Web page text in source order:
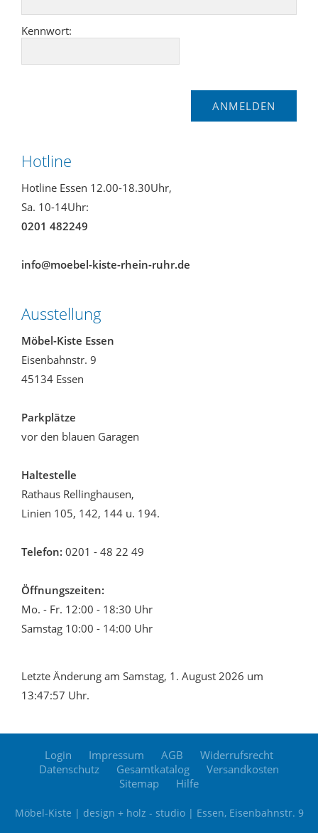
Kennwort:
Hotline
Hotline Essen 12.00-18.30Uhr,
Sa. 10-14Uhr:
0201 482249
info@moebel-kiste-rhein-ruhr.de
Ausstellung
Möbel-Kiste Essen
Eisenbahnstr. 9
45134 Essen
Parkplätze
vor den blauen Garagen
Haltestelle
Rathaus Rellinghausen,
Linien 105, 142, 144 u. 194.
Telefon: 0201 - 48 22 49
Öffnungszeiten:
Mo. - Fr. 12:00 - 18:30 Uhr
Samstag 10:00 - 14:00 Uhr
Letzte Änderung am Samstag, 1. August 2026 um
13:47:57 Uhr.
Login Impressum AGB
Widerrufsrecht
Datenschutz
Gesamtkatalog
Versandkosten
Sitemap
Hilfe
Möbel-Kiste | design + holz - studio | Essen, Eisenbahnstr. 9